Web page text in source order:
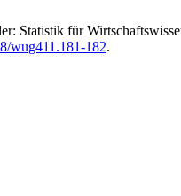
Statistik für
wug411.181-182.